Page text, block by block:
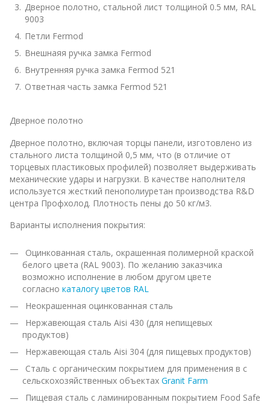
Дверное полотно, стальной лист толщиной 0.5 мм, RAL
9003
Петли Fermod
Внешнаяя ручка замка Fermod
Внутренняя ручка замка Fermod 521
Ответная часть замка Fermod 521
Дверное полотно
Дверное полотно, включая торцы панели, изготовлено из
стального листа толщиной 0,5 мм, что (в отличие от
торцевых пластиковых профилей) позволяет выдерживать
механические удары и нагрузки. В качестве наполнителя
используется жесткий пенополиуретан производства R&D
центра Профхолод. Плотность пены до 50 кг/м3.
Варианты исполнения покрытия:
Оцинкованная сталь, окрашенная полимерной краской
белого цвета (RAL 9003). По желанию заказчика
возможно исполнение в любом другом цвете
согласно каталогу цветов RAL
Неокрашенная оцинкованная сталь
Нержавеющая сталь Aisi 430 (для непищевых
продуктов)
Нержавеющая сталь Aisi 304 (для пищевых продуктов)
Сталь с органическим покрытием для применения в с
сельскохозяйственных объектах Granit Farm
Пищевая сталь с ламинированным покрытием Food Safe